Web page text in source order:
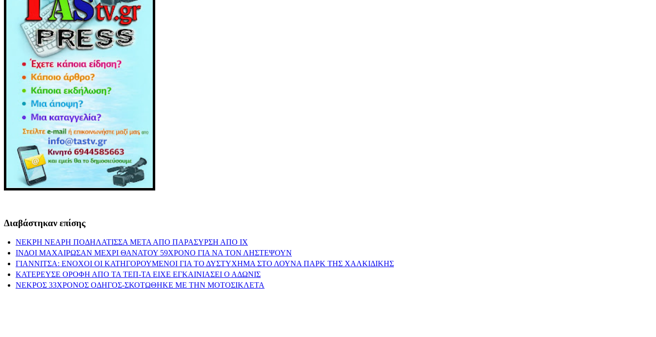
Διαβάστηκαν επίσης
ΝΕΚΡΗ ΝΕΑΡΗ ΠΟΔΗΛΑΤΙΣΣΑ ΜΕΤΑ ΑΠΟ ΠΑΡΑΣΥΡΣΗ ΑΠΟ ΙΧ
ΙΝΔΟΙ ΜΑΧΑΙΡΩΣΑΝ ΜΕΧΡΙ ΘΑΝΑΤΟΥ 59ΧΡΟΝΟ ΓΙΑ ΝΑ ΤΟΝ ΛΗΣΤΕΨΟΥΝ
ΓΙΑΝΝΙΤΣΑ: ΕΝΟΧΟΙ ΟΙ ΚΑΤΗΓΟΡΟΥΜΕΝΟΙ ΓΙΑ ΤΟ ΔΥΣΤΥΧΗΜΑ ΣΤΟ ΛΟΥΝΑ ΠΑΡΚ ΤΗΣ ΧΑΛΚΙΔΙΚΗΣ
ΚΑΤΕΡΕΥΣΕ ΟΡΟΦΗ ΑΠΟ ΤΑ ΤΕΠ-ΤΑ ΕΙΧΕ ΕΓΚΑΙΝΙΑΣΕΙ Ο ΑΔΩΝΙΣ
ΝΕΚΡΟΣ 33ΧΡΟΝΟΣ ΟΔΗΓΟΣ-ΣΚΟΤΩΘΗΚΕ ΜΕ ΤΗΝ ΜΟΤΟΣΙΚΛΕΤΑ